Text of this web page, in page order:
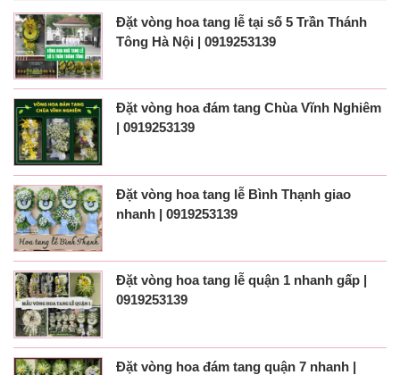
Đặt vòng hoa tang lễ tại số 5 Trần Thánh
Tông Hà Nội | 0919253139
Đặt vòng hoa đám tang Chùa Vĩnh Nghiêm
| 0919253139
Đặt vòng hoa tang lễ Bình Thạnh giao
nhanh | 0919253139
Đặt vòng hoa tang lễ quận 1 nhanh gấp |
0919253139
Đặt vòng hoa đám tang quận 7 nhanh |